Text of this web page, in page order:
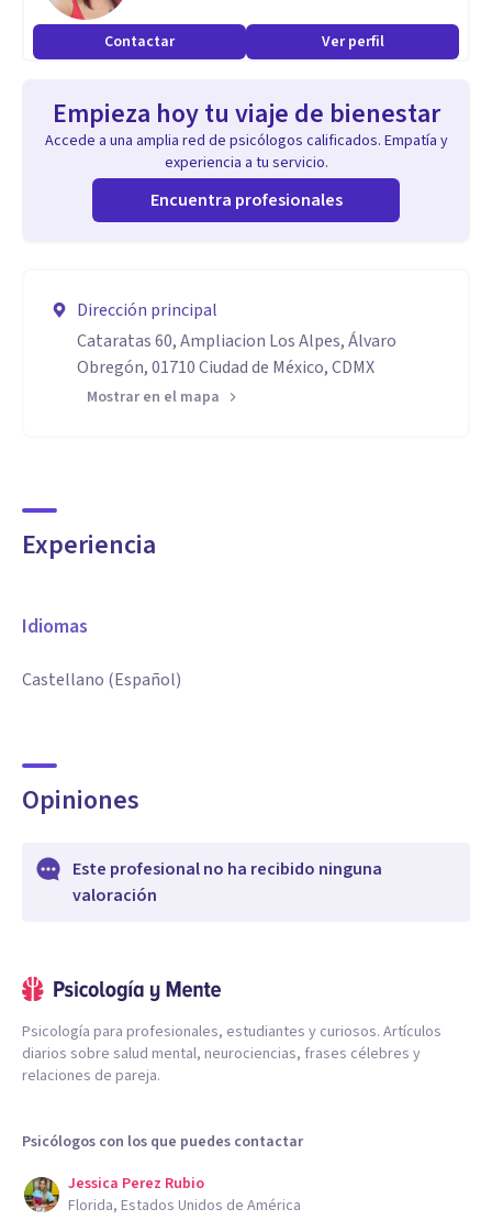
Contactar Ver perfil
Empieza hoy tu viaje de bienestar
Accede a una amplia red de psicólogos calificados. Empatía y
experiencia a tu servicio.
Encuentra profesionales
Dirección principal
Cataratas 60, Ampliacion Los Alpes, Álvaro
Obregón, 01710 Ciudad de México, CDMX
Mostrar en el mapa
Experiencia
Idiomas
Castellano (Español)
Opiniones
Este profesional no ha recibido ninguna
valoración
Psicología para profesionales, estudiantes y curiosos. Artículos
diarios sobre salud mental, neurociencias, frases célebres y
relaciones de pareja.
Psicólogos con los que puedes contactar
Jessica Perez Rubio
Florida, Estados Unidos de América